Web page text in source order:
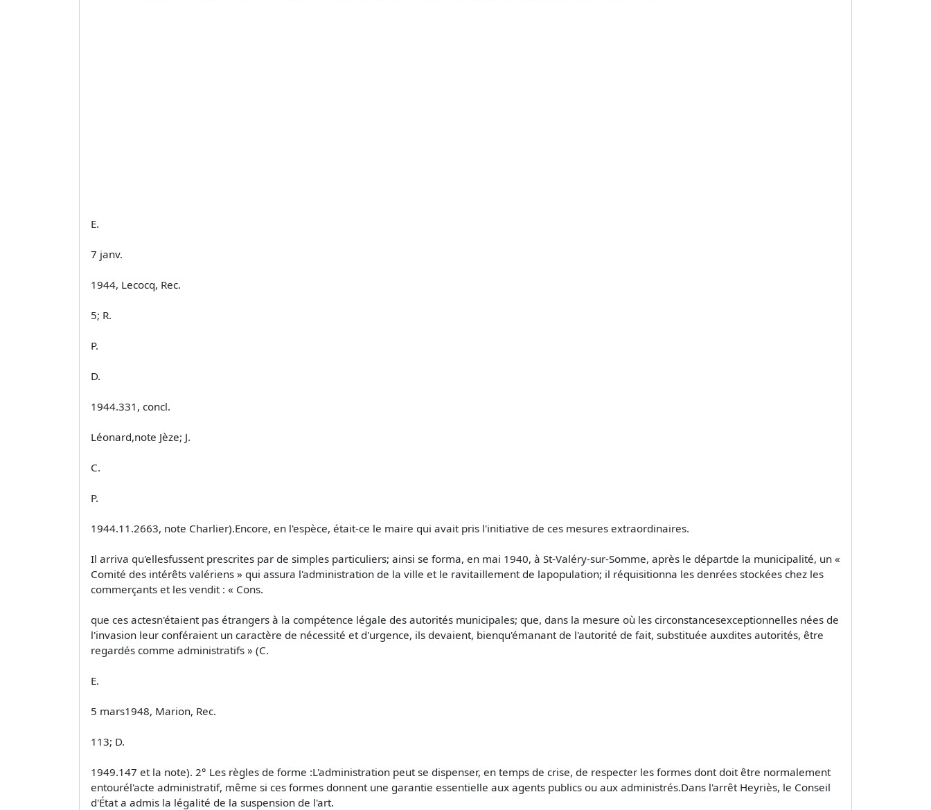
E.
7 janv.
1944, Lecocq, Rec.
5; R.
P.
D.
1944.331, concl.
Léonard,note Jèze; J.
C.
P.
1944.11.2663, note Charlier).Encore, en l'espèce, était-ce le maire qui avait pris l'initiative de ces mesures extraordinaires.
Il arriva qu'ellesfussent prescrites par de simples particuliers; ainsi se forma, en mai 1940, à St-Valéry-sur-Somme, après le départde la municipalité, un «
Comité des intérêts valériens » qui assura l'administration de la ville et le ravitaillement de lapopulation; il réquisitionna les denrées stockées chez les
commerçants et les vendit : « Cons.
que ces actesn'étaient pas étrangers à la compétence légale des autorités municipales; que, dans la mesure où les circonstancesexceptionnelles nées de
l'invasion leur conféraient un caractère de nécessité et d'urgence, ils devaient, bienqu'émanant de l'autorité de fait, substituée auxdites autorités, être
regardés comme administratifs » (C.
E.
5 mars1948, Marion, Rec.
113; D.
1949.147 et la note). 2° Les règles de forme :L'administration peut se dispenser, en temps de crise, de respecter les formes dont doit être normalement
entourél'acte administratif, même si ces formes donnent une garantie essentielle aux agents publics ou aux administrés.Dans l'arrêt Heyriès, le Conseil
d'État a admis la légalité de la suspension de l'art.